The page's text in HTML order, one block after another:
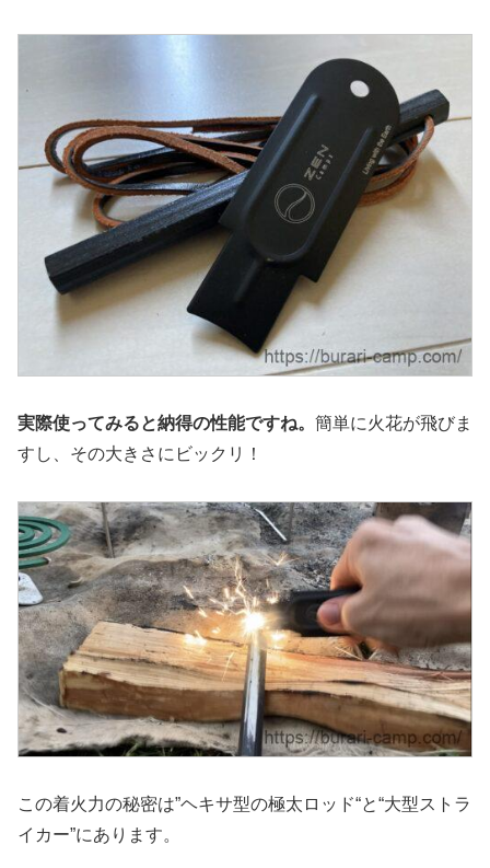
実際使ってみると納得の性能ですね。 簡単に火花が飛びま
すし、その大きさにビックリ！
この着火力の秘密は”ヘキサ型の極太ロッド“と“大型ストラ
イカー”にあります。